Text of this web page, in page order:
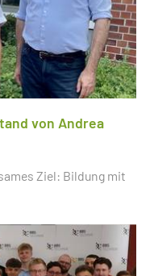
von Andrea
Ziel: Bildung mit